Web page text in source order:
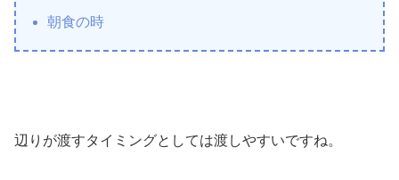
朝食の時
辺りが渡すタイミングとしては渡しやすいですね。